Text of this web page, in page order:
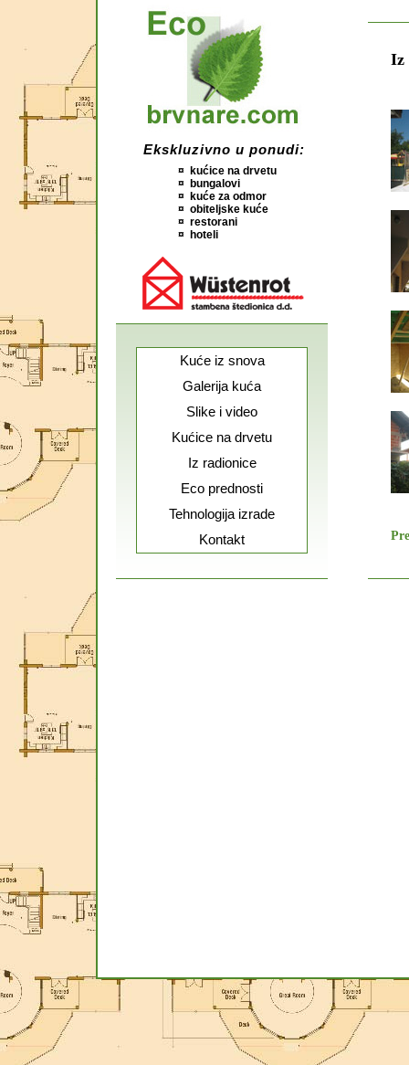
Ekskluzivno u ponudi:
¤ kućice na drvetu
¤ bungalovi
¤ kuće za odmor
¤ obiteljske kuće
¤ restorani
¤ hoteli
Kuće iz snova
Galerija kuća
Slike i video
Kućice na drvetu
Iz radionice
Eco prednosti
Tehnologija izrade
Kontakt
Iz